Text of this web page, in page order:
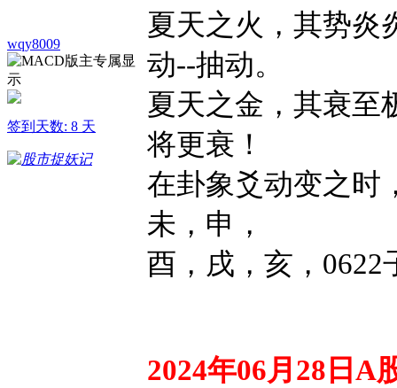
wqy8009
签到天数: 8 天
夏天之火，其势炎
动--抽动。
夏天之金，其衰至
将更衰！
在卦象爻动变之时
未，申，
酉，戌，亥，0622
2024年06月28日A